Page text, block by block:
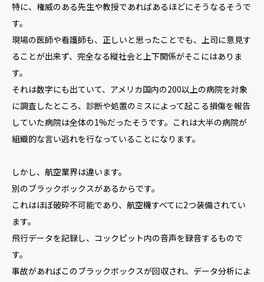
特に、権威のある先生や教授であればあるほどにそうなるそうで
す。
現場の医師や看護師も、正しいと思ったことでも、上司に意見す
ることが出来ず、完全なる縦社会と上下関係がそこにはありま
す。
それは数字にも出ていて、アメリカ国内の200以上の病院を対象
に調査したところ、診断や処置のミスによって起こる損傷を報告
していた病院は全体の1%だったそうです。これは大半の病院が
組織的な言い逃れを行なっていることになります。
しかし、航空業界は違います。
別のブラックボックスがあるからです。
これはほぼ破砕不可能であり、航空機すべてに2つ装備されてい
ます。
飛行データを記録し、コックピット内の音声を録音するもので
す。
事故があればこのブラックボックスが回収され、データ分析によ